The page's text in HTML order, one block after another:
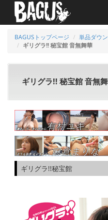
BAGUSトップページ
単品ダウ
ギリグラ!! 秘宝館 音無舞華
ギリグラ!! 秘宝館 音無
ギリグラ!!秘宝館